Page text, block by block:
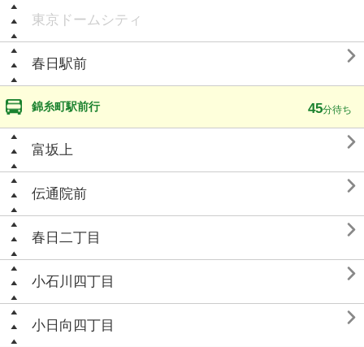
東京ドームシティ
春日駅前 
錦糸町駅前行 45分待ち
富坂上 
伝通院前 
春日二丁目 
小石川四丁目 
小日向四丁目 